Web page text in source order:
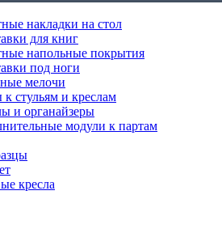
накладки на стол
для книг
напольные покрытия
под ноги
мелочи
стульям и креслам
и органайзеры
модули к партам
кресла